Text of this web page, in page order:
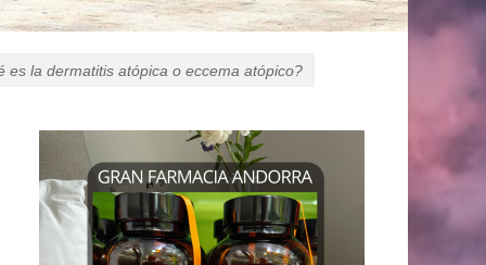
es la dermatitis atópica o eccema atópico?